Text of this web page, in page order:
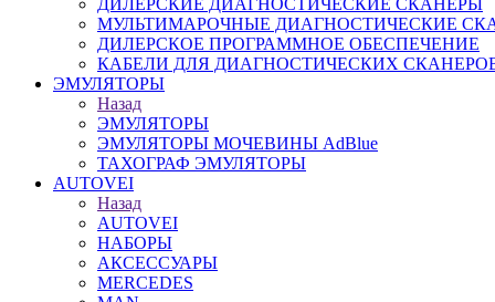
ДИЛЕРСКИЕ ДИАГНОСТИЧЕСКИЕ СКАНЕРЫ
МУЛЬТИМАРОЧНЫЕ ДИАГНОСТИЧЕСКИЕ
ДИЛЕРСКОЕ ПРОГРАММНОЕ ОБЕСПЕЧЕНИЕ
КАБЕЛИ ДЛЯ ДИАГНОСТИЧЕСКИХ
ЭМУЛЯТОРЫ
Назад
ЭМУЛЯТОРЫ
ЭМУЛЯТОРЫ МОЧЕВИНЫ АdBlue
ТАХОГРАФ ЭМУЛЯТОРЫ
AUTOVEI
Назад
AUTOVEI
НАБОРЫ
АКСЕССУАРЫ
MERCEDES